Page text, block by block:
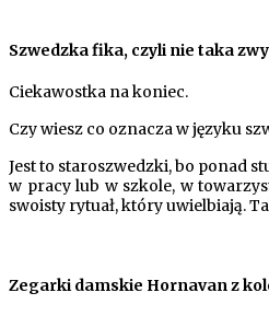
Szwedzka fika, czyli nie taka
Ciekawostka na koniec.
Czy wiesz co oznacza w języku
Jest to staroszwedzki, bo ponad
w pracy lub w szkole, w
swoisty rytuał, który uwielbiają.
Zegarki damskie Hornavan z